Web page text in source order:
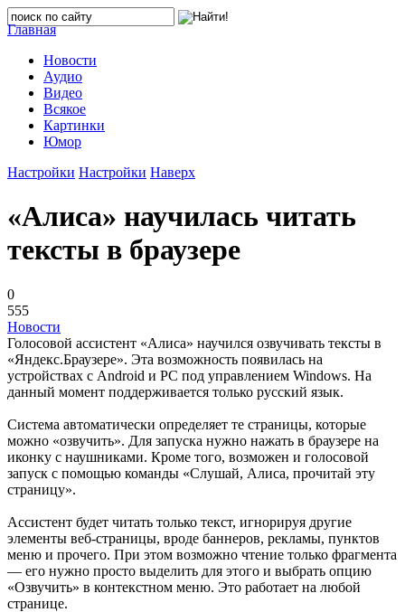
Главная
Новости
Аудио
Видео
Всякое
Картинки
Юмор
Настройки Настройки Наверх
«Алиса» научилась читать
тексты в браузере
0
555
Новости
Голосовой ассистент «Алиса» научился озвучивать тексты в
«Яндекс.Браузере». Эта возможность появилась на
устройствах с Android и PC под управлением Windows. На
данный момент поддерживается только русский язык.
Система автоматически определяет те страницы, которые
можно «озвучить». Для запуска нужно нажать в браузере на
иконку с наушниками. Кроме того, возможен и голосовой
запуск с помощью команды «Слушай, Алиса, прочитай эту
страницу».
Ассистент будет читать только текст, игнорируя другие
элементы веб-страницы, вроде баннеров, рекламы, пунктов
меню и прочего. При этом возможно чтение только фрагмента
— его нужно просто выделить для этого и выбрать опцию
«Озвучить» в контекстном меню. Это работает на любой
странице.